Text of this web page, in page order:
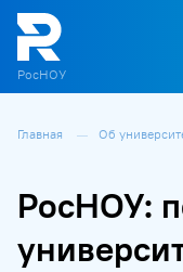
РосНОУ
Главная Об
РосНОУ: